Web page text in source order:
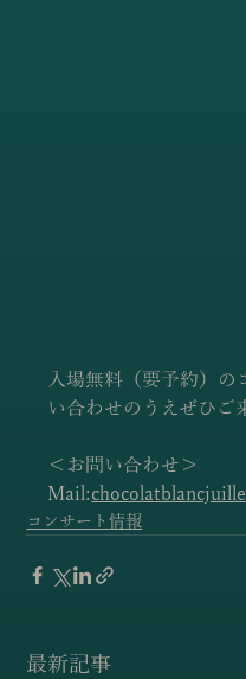
入場無料（要予約）の
い合わせのうえぜひご
＜お問い合わせ＞
Mail:
コンサート情報
最新記事